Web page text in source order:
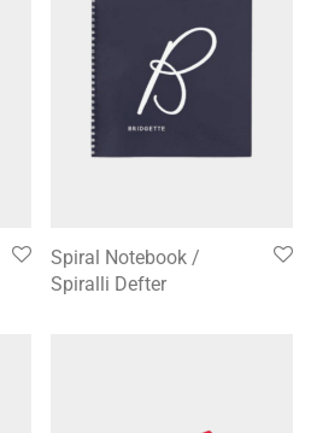
Spiral Notebook /
Spiralli Defter